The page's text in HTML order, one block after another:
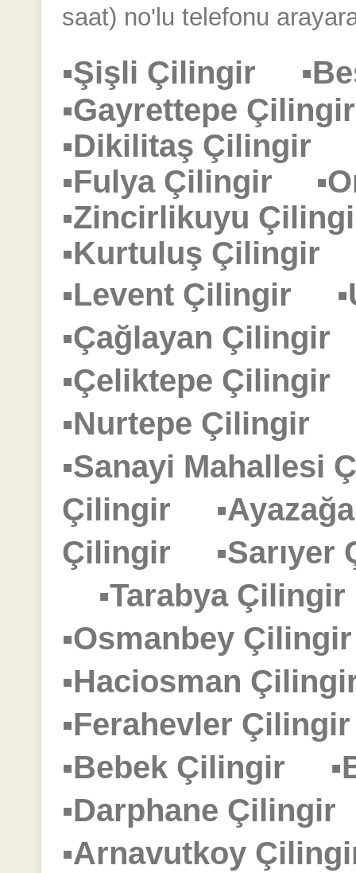
saat) no'lu telefonu
▪Şişli Çilingir
▪Gayrettepe
▪Dikilitaş Çilingir
▪Fulya Çilingir
▪Zincirlikuyu
▪Kurtuluş
▪Levent Çilingir
▪Çağlayan
▪Çeliktepe
▪Nurtepe Çilingir
▪Sanayi
Çilingir
Çilingir
▪Tarabya
▪Osmanbey
▪Haciosman
▪Ferahevler
▪Bebek Çilingir
▪Darphane
▪Arnavutkoy